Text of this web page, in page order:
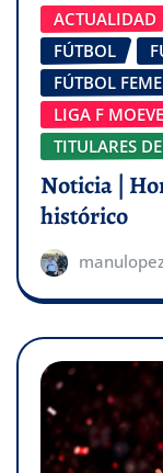
ACTUALIDAD
FÚTBOL
FÚTBOL
LIGA F MOEVE
TITULARES
Noticia |
histórico